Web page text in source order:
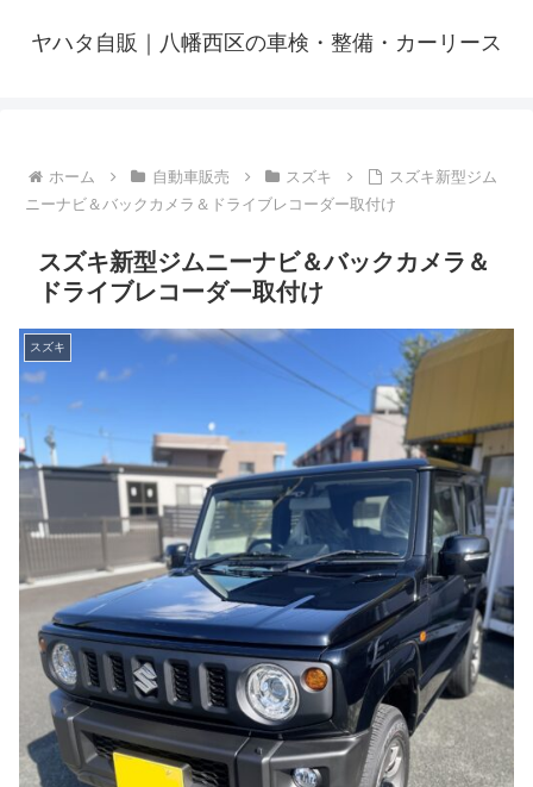
ヤハタ自販｜八幡西区の車検・整備・カーリース
ホーム 自動車販売 スズキ
スズキ新型ジム
ニーナビ＆バックカメラ＆ドライブレコーダー取付け
スズキ新型ジムニーナビ＆バックカメラ＆
ドライブレコーダー取付け
スズキ